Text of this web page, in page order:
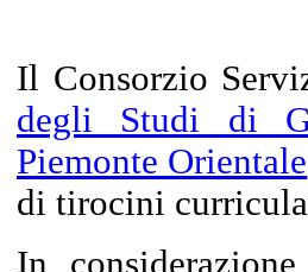
Il Consorzio
degli Studi di
Piemonte Orientale
di tirocini
In